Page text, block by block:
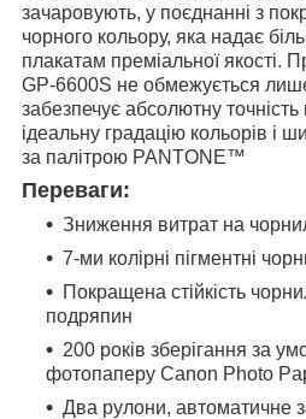
зачаровують, у поєднанні з
чорного кольору, яка надає
плакатам преміальної якості.
GP-6600S не обмежується
забезпечує абсолютну точність
ідеальну градацію кольорів і
за палітрою PANTONE™
Переваги:
Зниження витрат на
7-ми колірні пігментні
Покращена стійкість
подряпин
200 років зберігання за
фотопаперу Canon Photo
Два рулони, автоматичне